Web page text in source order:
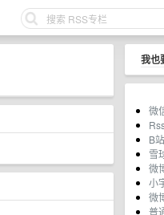
我也
微
B
雪
微
小
微
普